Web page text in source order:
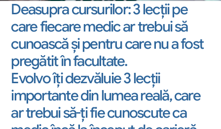
Deasupra cursurilor: 3 lecții pe
care fiecare medic ar trebui să
cunoască și pentru care nu a fost
pregătit în facultate.
Evolvo îți dezvăluie 3 lecții
importante din lumea reală, care
ar trebui să-ți fie cunoscute ca